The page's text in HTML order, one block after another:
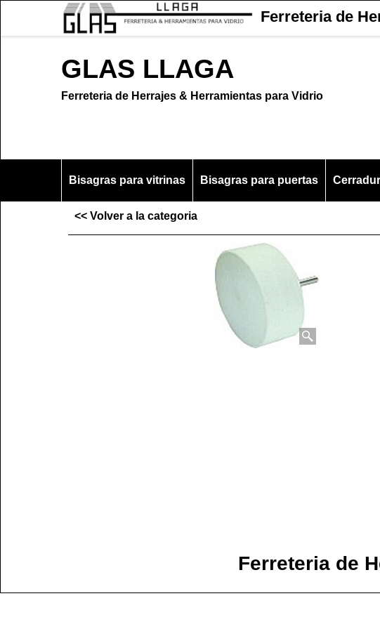
Ferreteria de
GLAS LLAGA
Ferreteria de Herrajes & Herramientas para Vidrio
Bisagras para vitrinas Bisagras para puertas
<< Volver a la categoria
Ferreteria de